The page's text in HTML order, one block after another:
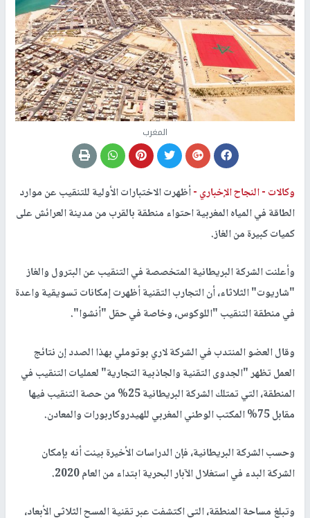
المغرب
وكالات -النجاح الإخباري -أظهرت الاختبارات الأولية للتنقيب عن موارد
الطاقة في المياه المغربية احتواء منطقة بالقرب من مدينة العرائش على
كميات كبيرة من الغاز.
وأعلنت الشركة البريطانية المتخصصة في التنقيب عن البترول والغاز
"شاريوت" الثلاثاء، أن التجارب التقنية أظهرت إمكانات تسويقية واعدة
في منطقة التنقيب "اللوكوس، وخاصة في حقل "أنشوا".
وقال العضو المنتدب في الشركة لاري بوتوملي بهذا الصدد إن نتائج
العمل تظهر "الجدوى التقنية والجاذبية التجارية" لعمليات التنقيب في
المنطقة، التي تمتلك الشركة البريطانية 25% من حصة التنقيب فيها
مقابل 75% المكتب الوطني المغربي للهيدروكاربورات والمعادن.
وحسب الشركة البريطانية، فإن الدراسات الأخيرة بينت أنه بإمكان
الشركة البدء في استغلال الآبار البحرية ابتداء من العام 2020.
وتبلغ مساحة المنطقة، التي اكتشفت عبر تقنية المسح الثلاثي الأبعاد،